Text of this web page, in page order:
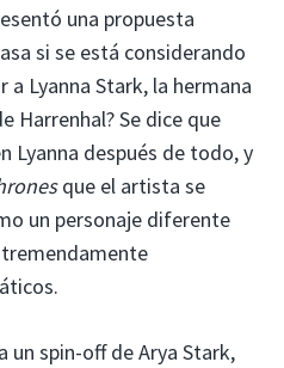
una propuesta
si se está considerando
Lyanna Stark, la hermana
Harrenhal? Se dice que
Lyanna después de todo, y
que el artista se
un personaje diferente
tremendamente
un spin-off de Arya Stark,